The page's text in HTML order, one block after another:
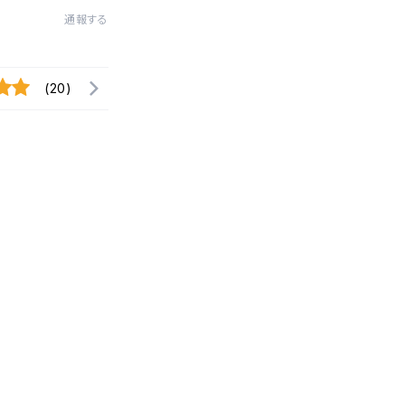
通報する
(20)